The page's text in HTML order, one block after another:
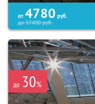
от 4780 руб.
до57400руб.
до 30%